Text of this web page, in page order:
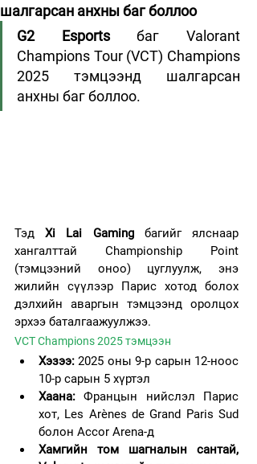
шалгарсан анхны баг боллоо
G2 Esports баг Valorant
Champions Tour (VCT) Champions
2025 тэмцээнд шалгарсан
анхны баг боллоо.
Тэд Xi Lai Gaming багийг ялснаар
хангалттай Championship Point
(тэмцээний оноо) цуглуулж, энэ
жилийн сүүлээр Парис хотод болох
дэлхийн аваргын тэмцээнд оролцох
эрхээ баталгаажуулжээ.
VCT Champions 2025 тэмцээн
Хэзээ: 2025 оны 9-р сарын 12-ноос
10-р сарын 5 хүртэл
Хаана: Францын нийслэл Парис
хот, Les Arènes de Grand Paris Sud
болон Accor Arena-д
Хамгийн том шагналын сантай,